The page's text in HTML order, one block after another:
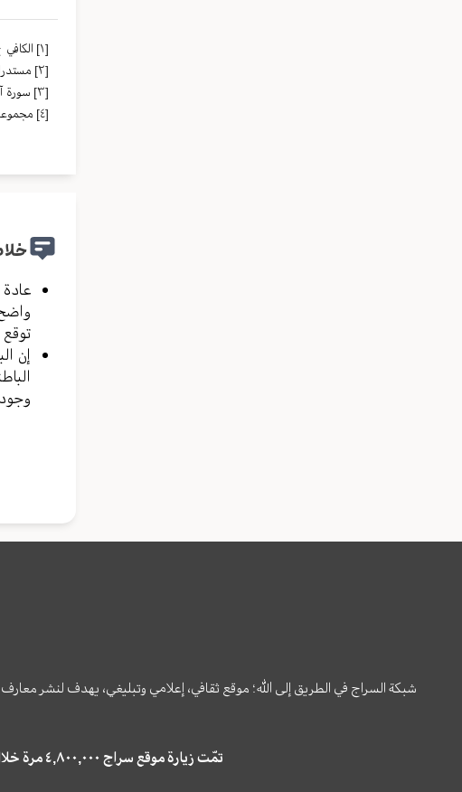
[١]
الکافي ج٢
[٢]
مستدرك
[٣]
سورة
[٤]
مجموعة
توقع
إن
شبكة السراج في الطريق إلى الله؛ موقع ثقافي، إعلامي وتبليغي، يهدف لنشر
تمّت زيارة موقع سراج ٤,٨٠٠,٠٠٠ مرة خلال الستة أشهر الماضية، كما ظهر في نتائج البحث في محركات البحث٢٢,٢٩٠,٠٠٠ مرّة.